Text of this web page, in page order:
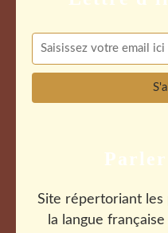
Site répertoriant les
la langue